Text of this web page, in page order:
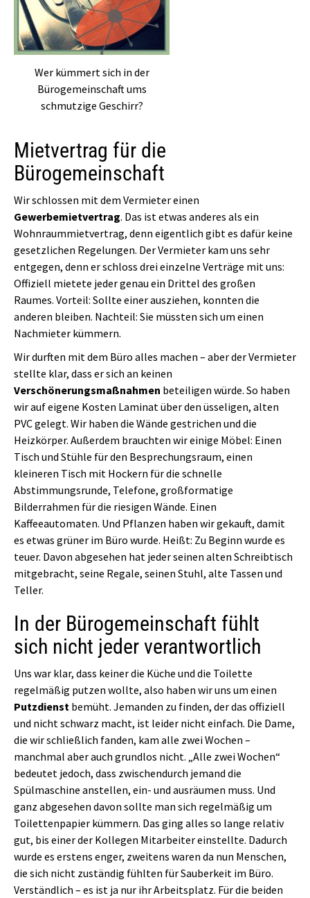
Wer kümmert sich in der
Bürogemeinschaft ums
schmutzige Geschirr?
Mietvertrag für die
Bürogemeinschaft
Wir schlossen mit dem Vermieter einen
Gewerbemietvertrag. Das ist etwas anderes als ein
Wohnraummietvertrag, denn eigentlich gibt es dafür keine
gesetzlichen Regelungen. Der Vermieter kam uns sehr
entgegen, denn er schloss drei einzelne Verträge mit uns:
Offiziell mietete jeder genau ein Drittel des großen
Raumes. Vorteil: Sollte einer ausziehen, konnten die
anderen bleiben. Nachteil: Sie müssten sich um einen
Nachmieter kümmern.
Wir durften mit dem Büro alles machen – aber der Vermieter
stellte klar, dass er sich an keinen
Verschönerungsmaßnahmen beteiligen würde. So haben
wir auf eigene Kosten Laminat über den üsseligen, alten
PVC gelegt. Wir haben die Wände gestrichen und die
Heizkörper. Außerdem brauchten wir einige Möbel: Einen
Tisch und Stühle für den Besprechungsraum, einen
kleineren Tisch mit Hockern für die schnelle
Abstimmungsrunde, Telefone, großformatige
Bilderrahmen für die riesigen Wände. Einen
Kaffeeautomaten. Und Pflanzen haben wir gekauft, damit
es etwas grüner im Büro wurde. Heißt: Zu Beginn wurde es
teuer. Davon abgesehen hat jeder seinen alten Schreibtisch
mitgebracht, seine Regale, seinen Stuhl, alte Tassen und
Teller.
In der Bürogemeinschaft fühlt
sich nicht jeder verantwortlich
Uns war klar, dass keiner die Küche und die Toilette
regelmäßig putzen wollte, also haben wir uns um einen
Putzdienst bemüht. Jemanden zu finden, der das offiziell
und nicht schwarz macht, ist leider nicht einfach. Die Dame,
die wir schließlich fanden, kam alle zwei Wochen –
manchmal aber auch grundlos nicht. „Alle zwei Wochen“
bedeutet jedoch, dass zwischendurch jemand die
Spülmaschine anstellen, ein- und ausräumen muss. Und
ganz abgesehen davon sollte man sich regelmäßig um
Toilettenpapier kümmern. Das ging alles so lange relativ
gut, bis einer der Kollegen Mitarbeiter einstellte. Dadurch
wurde es erstens enger, zweitens waren da nun Menschen,
die sich nicht zuständig fühlten für Sauberkeit im Büro.
Verständlich – es ist ja nur ihr Arbeitsplatz. Für die beiden